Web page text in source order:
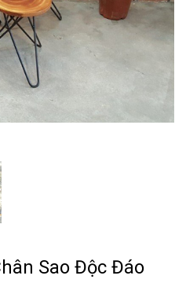
Sao Độc Đáo